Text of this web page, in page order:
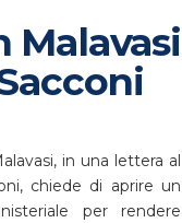
Malavasi
in una lettera al
chiede di aprire un
per rendere